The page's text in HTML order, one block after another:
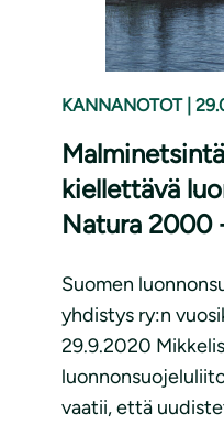
KANNANOTOT
kiellettävä
Natura 2000
Suomen
yhdistys ry:n
29.9.2020
vaatii, että